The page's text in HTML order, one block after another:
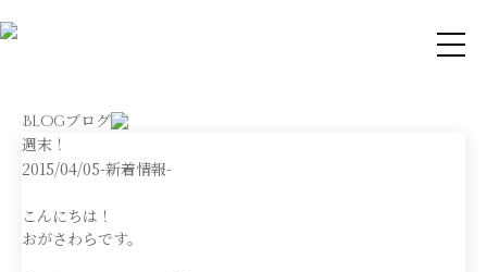
Blogブログ
週末！
2015/04/05-新着情報-
こんにちは！
おがさわらです。